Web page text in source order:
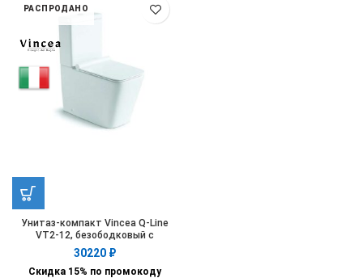
РАСПРОДАНО
Унитаз-компакт Vincea Q-Line
VT2-12, безободковый с
микролифтом
30220 ₽
Скидка 15% по промокоду